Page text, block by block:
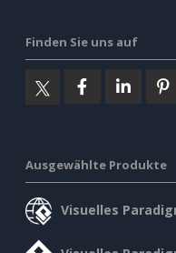
Finden Sie uns auf
Ausgewählte Produkte
Visuelles